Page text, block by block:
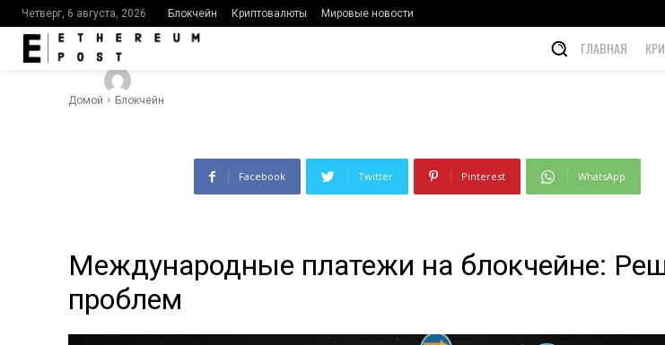
Четверг, 6 августа, 2026 Блокчейн Криптовалюты Мировые новости
ГЛАВНАЯ
Домой Блокчейн
блокчейне: Решение
Facebook Twitter Pinterest WhatsApp
Международные платежи на блокчейне:
проблем